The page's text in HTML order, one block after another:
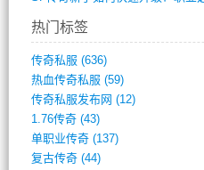
热门标签
传奇私服 (636)
热血传奇私服 (59)
传奇私服发布网 (12)
1.76传奇(43)
单职业传奇(137)
复古传奇(44)